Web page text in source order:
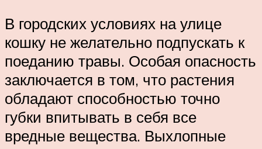
В городских условиях на улице
кошку не желательно подпускать к
поеданию травы. Особая опасность
заключается в том, что растения
обладают способностью точно
губки впитывать в себя все
вредные вещества. Выхлопные